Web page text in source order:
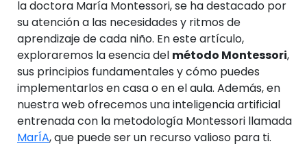
la doctora María Montessori, se ha destacado por
su atención a las necesidades y ritmos de
aprendizaje de cada niño. En este artículo,
exploraremos la esencia del método Montessori,
sus principios fundamentales y cómo puedes
implementarlos en casa o en el aula. Además, en
nuestra web ofrecemos una inteligencia artificial
entrenada con la metodología Montessori llamada
MarÍA, que puede ser un recurso valioso para ti.